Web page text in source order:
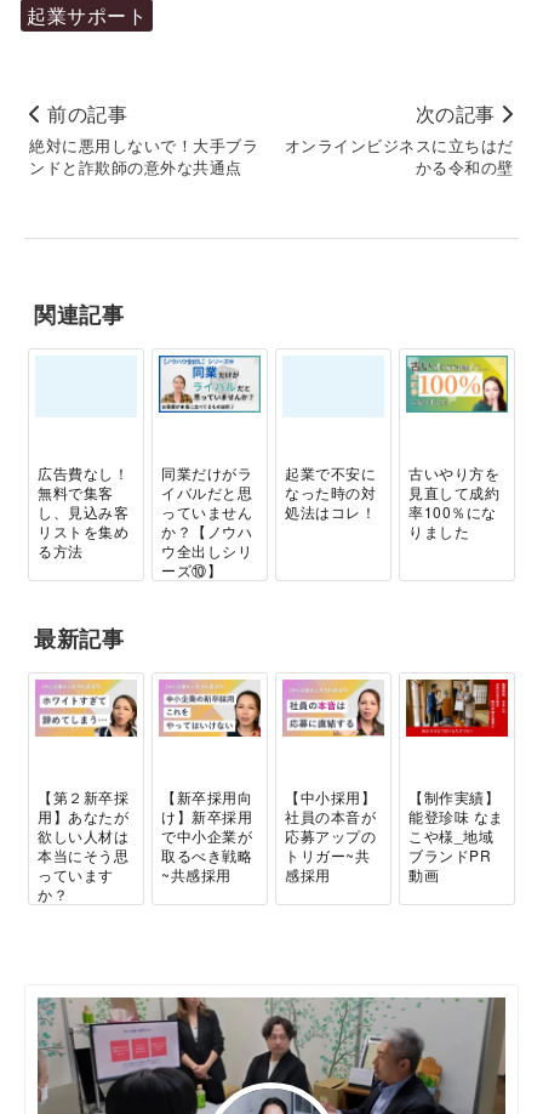
起業サポート
前の記事
絶対に悪用しないで！大手ブラ
ンドと詐欺師の意外な共通点
次の記事
オンラインビジネスに立ちはだ
かる令和の壁
関連記事
広告費なし！
無料で集客
し、見込み客
リストを集め
る方法
同業だけがラ
イバルだと思
っていません
か？【ノウハ
ウ全出しシリ
ーズ⑩】
起業で不安に
なった時の対
処法はコレ！
古いやり方を
見直して成約
率100％にな
りました
最新記事
【第２新卒採
用】あなたが
欲しい人材は
本当にそう思
っています
か？
【新卒採用向
け】新卒採用
で中小企業が
取るべき戦略
~共感採用
【中小採用】
社員の本音が
応募アップの
トリガー~共
感採用
【制作実績】
能登珍味 なま
こや様_地域
ブランドPR
動画